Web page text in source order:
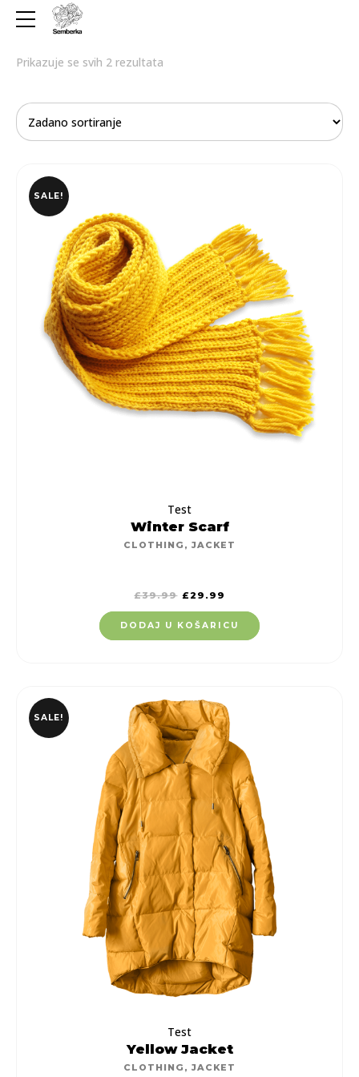
Prikazuje se svih 2 rezultata
SALE!
Test
Winter Scarf
CLOTHING , JACKET
£39.99 £29.99
DODAJ U KOŠARICU
SALE!
Test
Yellow Jacket
CLOTHING , JACKET